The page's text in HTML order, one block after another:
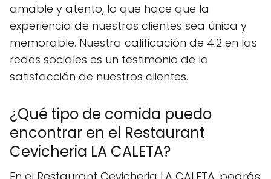
amable y atento, lo que hace que la
experiencia de nuestros clientes sea única y
memorable. Nuestra calificación de 4.2 en las
redes sociales es un testimonio de la
satisfacción de nuestros clientes.
¿Qué tipo de comida puedo
encontrar en el Restaurant
Cevicheria LA CALETA?